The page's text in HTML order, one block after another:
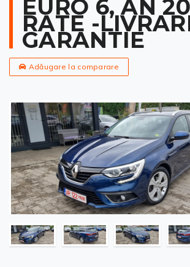
EURO 6, AN
RATE -
GARANTIE
Adăugare la comparare